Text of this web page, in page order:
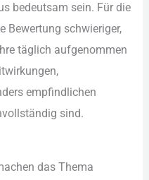
bed︇eutsam sei︇n. Für︇ die︇
Bew︇ertung sch︇wieriger,
täg︇lich auf︇genommen
emp︇findlichen
sin︇d.
das︇ The︇ma